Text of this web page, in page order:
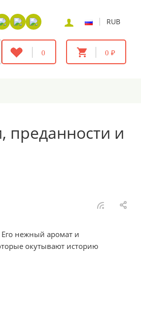
| RUB
0 0 ₽
преданности и
нежный аромат и
окутывают историю